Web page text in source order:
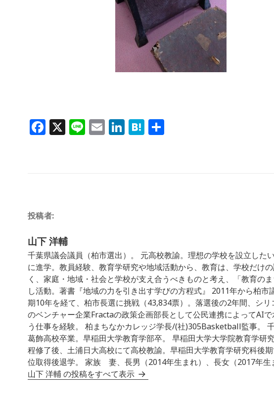
F
o
o
k
X Li E Li H 共
投稿者:
山下 洋輔
千葉県議会議員（柏市選出）。 元高校教諭。理想の学校を設立した
に進学。教員経験、教育学研究や地域活動から、教育は、学校だけ
く、家庭・地域・社会と学校が支え合うべきものと考え、「教育の
し活動。著書『地域の力を引き出す学びの方程式』 2011年から柏市
期10年を経て、柏市長選に挑戦（43,834票）。落選後の2年間、シリ
のベンチャー企業Fractaの政策企画部長として公民連携によってAI
う仕事を経験。 柏まちなかカレッジ学長/(社)305Basketball監事。
葛飾高校卒業。早稲田大学教育学部卒。 早稲田大学大学院教育学研
程修了後、土浦日大高校にて高校教諭。早稲田大学教育学研究科後
位取得後退学。 家族 妻、長男（2014年生まれ）、長女（2017年生
山下 洋輔 の投稿をすべて表示